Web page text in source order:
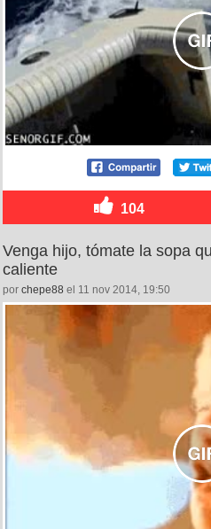
104
Venga hijo, tómate la sopa
caliente
por chepe88 el 11 nov 2014, 19:50